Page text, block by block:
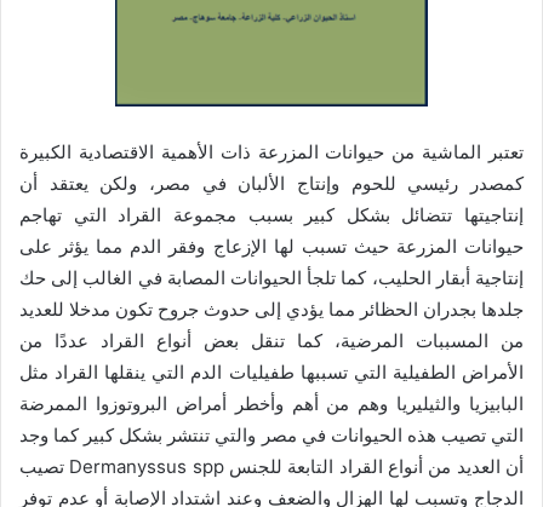
تعتبر الماشية من حيوانات المزرعة ذات الأهمية الاقتصادية الكبيرة
كمصدر رئيسي للحوم وإنتاج الألبان في مصر، ولكن يعتقد أن
إنتاجيتها تتضائل بشكل كبير بسبب مجموعة القراد التي تهاجم
حيوانات المزرعة حيث تسبب لها الإزعاج وفقر الدم مما يؤثر على
إنتاجية أبقار الحليب، كما تلجأ الحيوانات المصابة في الغالب إلى حك
جلدها بجدران الحظائر مما يؤدي إلى حدوث جروح تكون مدخلا للعديد
من المسببات المرضية، كما تنقل بعض أنواع القراد عددًا من
الأمراض الطفيلية التي تسببها طفيليات الدم التي ينقلها القراد مثل
البابيزيا والثيليريا وهم من أهم وأخطر أمراض البروتوزوا الممرضة
التي تصيب هذه الحيوانات في مصر والتي تنتشر بشكل كبير كما وجد
أن العديد من أنواع القراد التابعة للجنس Dermanyssus spp تصيب
الدجاج وتسبب لها الهزال والضعف وعند اشتداد الإصابة أو عدم توفر